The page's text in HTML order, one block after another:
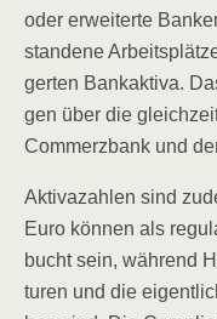
oder erwei­ter­te
stan­de­ne
ger­ten Bank­ak­ti­va.
gen über die
Com­merz­bank und
Akti­va­zah­len sind
Euro kön­nen als
bucht sein, wäh­rend
tu­ren und die